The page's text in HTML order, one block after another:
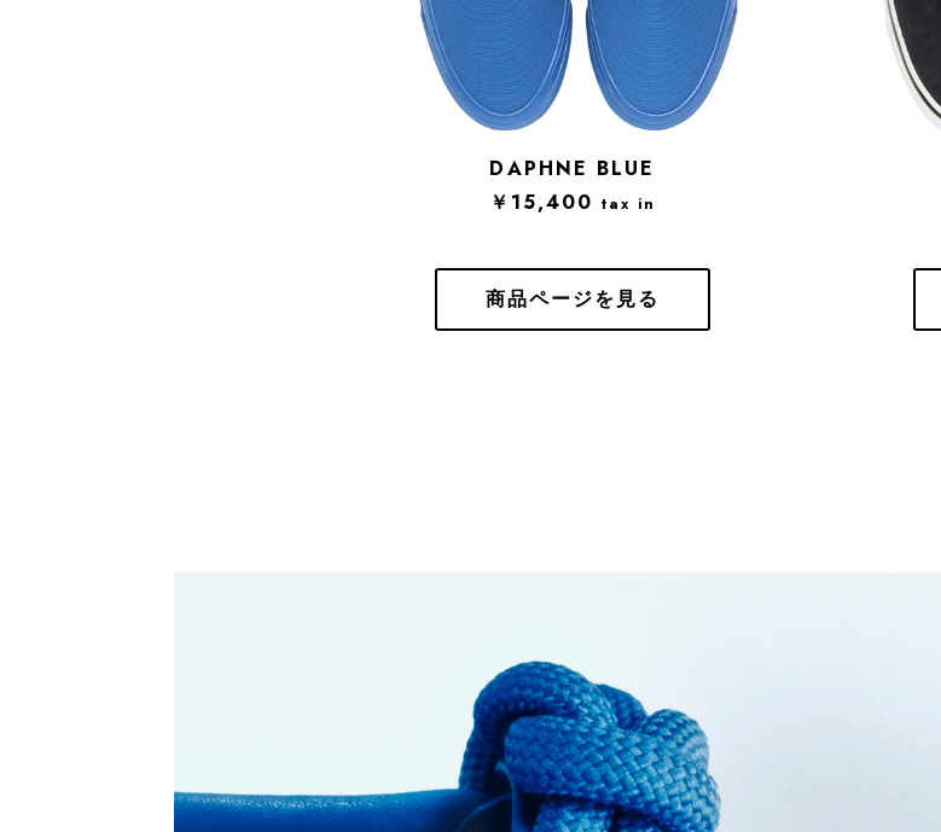
DAPHNE BLUE
￥15,400 tax in
商品ページを見る